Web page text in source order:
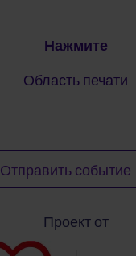
Нажмите
Область печати
Отправить событие
Проект от